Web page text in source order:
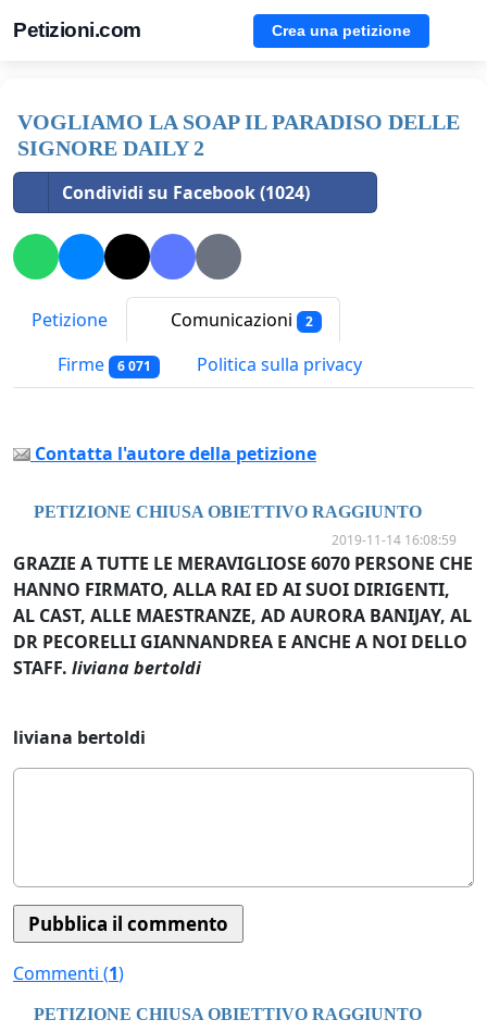
Petizioni.com Crea una petizione
VOGLIAMO LA SOAP IL PARADISO DELLE
SIGNORE DAILY 2
Condividi su Facebook (1024)
Petizione Comunicazioni 2
Firme 6 071 Politica sulla privacy
Contatta l'autore della petizione
PETIZIONE CHIUSA OBIETTIVO RAGGIUNTO
2019-11-14 16:08:59
GRAZIE A TUTTE LE MERAVIGLIOSE 6070 PERSONE CHE
HANNO FIRMATO, ALLA RAI ED AI SUOI DIRIGENTI,
AL CAST, ALLE MAESTRANZE, AD AURORA BANIJAY, AL
DR PECORELLI GIANNANDREA E ANCHE A NOI DELLO
STAFF. liviana bertoldi
liviana bertoldi
Commenti (1)
PETIZIONE CHIUSA OBIETTIVO RAGGIUNTO